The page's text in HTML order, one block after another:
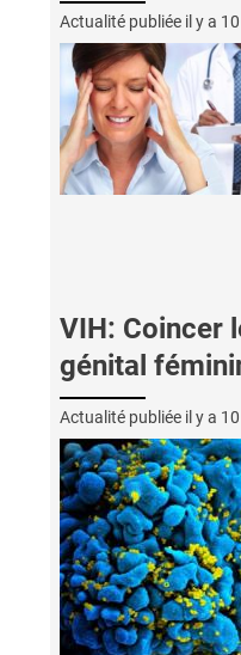
Actualité publiée il y a
VIH: Coincer
génital
Actualité publiée il y a